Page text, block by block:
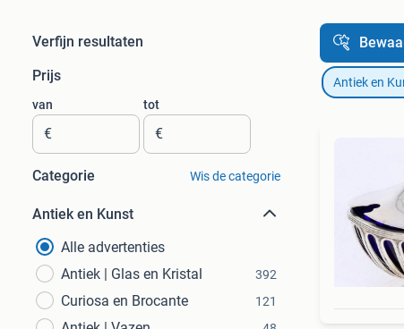
Verfijn resultaten
Prijs
van
€
tot
€
Categorie Wis de categorie
Antiek en Kunst
Alle advertenties
Antiek | Glas en Kristal
392
Curiosa en Brocante 121
Antiek en